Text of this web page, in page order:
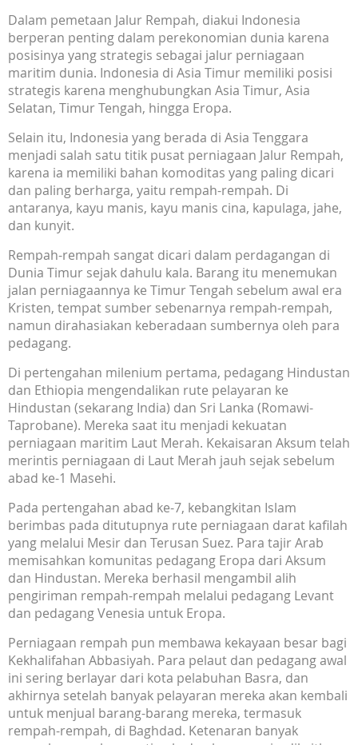
Dalam pemetaan Jalur Rempah, diakui Indonesia
berperan penting dalam perekonomian dunia karena
posisinya yang strategis sebagai jalur perniagaan
maritim dunia. Indonesia di Asia Timur memiliki posisi
strategis karena menghubungkan Asia Timur, Asia
Selatan, Timur Tengah, hingga Eropa.
Selain itu, Indonesia yang berada di Asia Tenggara
menjadi salah satu titik pusat perniagaan Jalur Rempah,
karena ia memiliki bahan komoditas yang paling dicari
dan paling berharga, yaitu rempah-rempah. Di
antaranya, kayu manis, kayu manis cina, kapulaga, jahe,
dan kunyit.
Rempah-rempah sangat dicari dalam perdagangan di
Dunia Timur sejak dahulu kala. Barang itu menemukan
jalan perniagaannya ke Timur Tengah sebelum awal era
Kristen, tempat sumber sebenarnya rempah-rempah,
namun dirahasiakan keberadaan sumbernya oleh para
pedagang.
Di pertengahan milenium pertama, pedagang Hindustan
dan Ethiopia mengendalikan rute pelayaran ke
Hindustan (sekarang India) dan Sri Lanka (Romawi-
Taprobane). Mereka saat itu menjadi kekuatan
perniagaan maritim Laut Merah. Kekaisaran Aksum telah
merintis perniagaan di Laut Merah jauh sejak sebelum
abad ke-1 Masehi.
Pada pertengahan abad ke-7, kebangkitan Islam
berimbas pada ditutupnya rute perniagaan darat kafilah
yang melalui Mesir dan Terusan Suez. Para tajir Arab
memisahkan komunitas pedagang Eropa dari Aksum
dan Hindustan. Mereka berhasil mengambil alih
pengiriman rempah-rempah melalui pedagang Levant
dan pedagang Venesia untuk Eropa.
Perniagaan rempah pun membawa kekayaan besar bagi
Kekhalifahan Abbasiyah. Para pelaut dan pedagang awal
ini sering berlayar dari kota pelabuhan Basra, dan
akhirnya setelah banyak pelayaran mereka akan kembali
untuk menjual barang-barang mereka, termasuk
rempah-rempah, di Baghdad. Ketenaran banyak